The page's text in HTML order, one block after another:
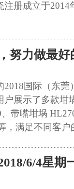
注册成立于2014
努力做最好
2018国际（东莞
户展示了多款坩
带嘴坩埚
，满足不同客户
6/4星期